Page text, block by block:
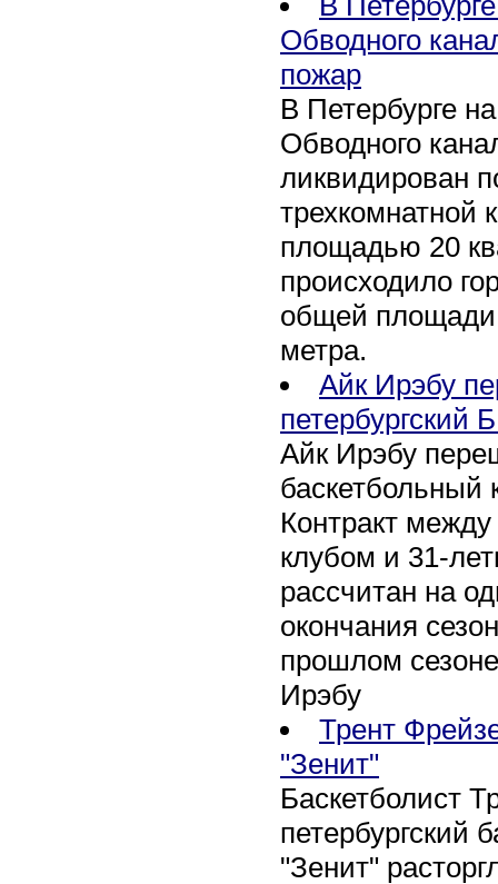
Обводного
пожар
В Петербурге
Обводного
ликвидирован
трехкомнатной
площадью 20
происходило
общей площади
метра.
Айк Ирэбу
петербургский
Айк Ирэбу
баскетбольный
Контракт между
клубом и 31-
рассчитан на
окончания
прошлом
Ирэбу
Трент
"Зенит"
Баскетболист
петербургский
"Зенит"